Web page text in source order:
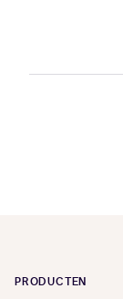
PRODUCTEN